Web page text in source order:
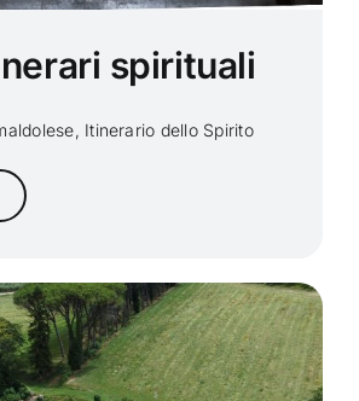
spirituali
Itinerario dello Spirito